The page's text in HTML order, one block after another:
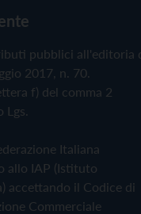
pubblici all'editoria
2017, n. 70.
f) del comma 2
Italiana
allo IAP (Istituto
accettando il Codice di
Commerciale